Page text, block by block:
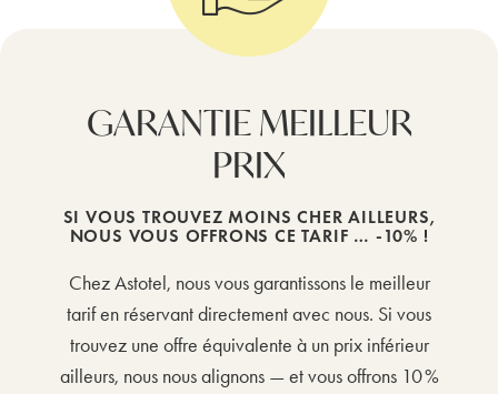
GARANTIE MEILLEUR
PRIX
SI VOUS TROUVEZ MOINS CHER AILLEURS,
NOUS VOUS OFFRONS CE TARIF … -10% !
Chez Astotel, nous vous garantissons le meilleur
tarif en réservant directement avec nous. Si vous
trouvez une offre équivalente à un prix inférieur
ailleurs, nous nous alignons — et vous offrons 10 %